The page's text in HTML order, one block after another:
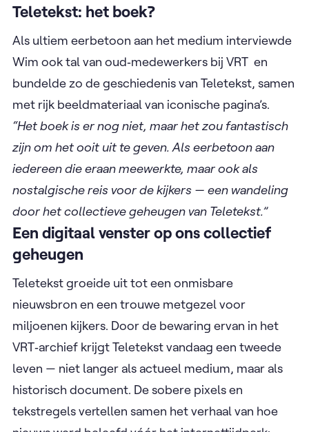
Teletekst: het boek?
Als ultiem eerbetoon aan het medium interviewde
Wim ook tal van oud‑medewerkers bij VRT en
bundelde zo de geschiedenis van Teletekst, samen
met rijk beeldmateriaal van iconische pagina’s.
“Het boek is er nog niet, maar het zou fantastisch
zijn om het ooit uit te geven. Als eerbetoon aan
iedereen die eraan meewerkte, maar ook als
nostalgische reis voor de kijkers — een wandeling
door het collectieve geheugen van Teletekst.”
Een digitaal venster op ons collectief
geheugen
Teletekst groeide uit tot een onmisbare
nieuwsbron en een trouwe metgezel voor
miljoenen kijkers. Door de bewaring ervan in het
VRT‑archief krijgt Teletekst vandaag een tweede
leven — niet langer als actueel medium, maar als
historisch document. De sobere pixels en
tekstregels vertellen samen het verhaal van hoe